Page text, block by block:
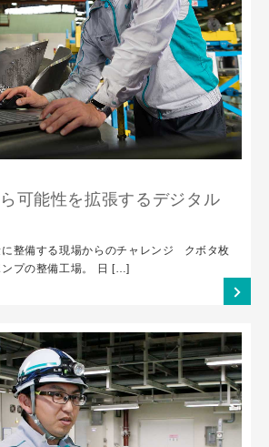
可能性を拡張するデジタル
整備する現場からのチャレンジ クボタ枚
プの整備工場。 日 […]